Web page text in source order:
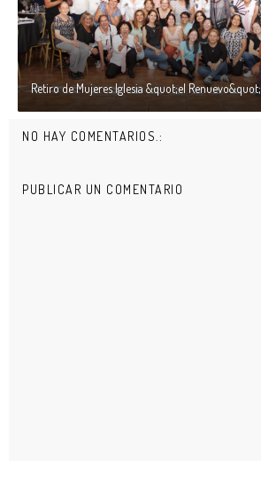
Retiro de Mujeres Iglesia &quot;el Renuevo&quot;
NO HAY COMENTARIOS.:
PUBLICAR UN COMENTARIO